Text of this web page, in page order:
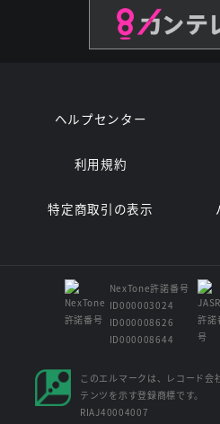
ヘルプセンター
利用規約
特定商取引の表示
NexTone許諾番号
ID000003024
ID000008626
ID000008644
このエルマークは、レコード会
テンツを示す登録商標です。
RIAJ40004007